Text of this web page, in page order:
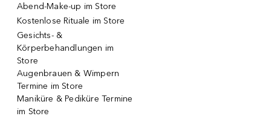
Abend-Make-up im Store
Kostenlose Rituale im Store
Gesichts- &
Körperbehandlungen im
Store
Augenbrauen & Wimpern
Termine im Store
Maniküre & Pediküre Termine
im Store